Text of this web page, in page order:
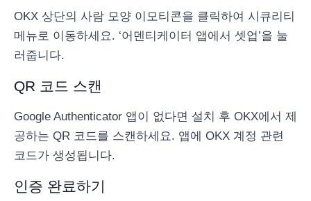
OKX 상단의 사람 모양 이모티콘을 클릭하여 시큐리티
메뉴로 이동하세요. ‘어덴티케이터 앱에서 셋업’을 눌
러줍니다.
QR 코드 스캔
Google Authenticator 앱이 없다면 설치 후 OKX에서 제
공하는 QR 코드를 스캔하세요. 앱에 OKX 계정 관련
코드가 생성됩니다.
인증 완료하기